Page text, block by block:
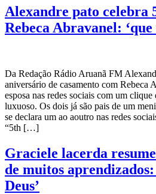
Alexandre pato celebra
Rebeca Abravanel:
Da Redação Rádio Aruanã FM
aniversário de casamento com Rebeca
esposa nas redes sociais com um
luxuoso. Os dois já são pais de um
se declara um ao aoutro nas redes
“5th […]
Graciele lacerda
de muitos
Deus’